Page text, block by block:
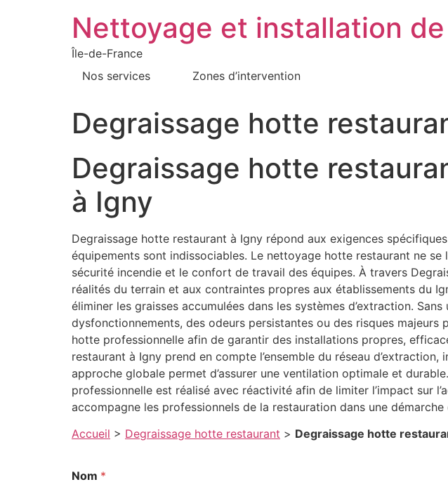
Nettoyage et installation
Île-de-France
Nos services
Zones d’intervention
Degraissage hotte
Degraissage hotte
à Igny
Degraissage hotte restaurant à Igny répond aux exigences
équipements sont indissociables. Le nettoyage hotte restaurant ne
sécurité incendie et le confort de travail des équipes. À travers
réalités du terrain et aux contraintes propres aux établissements du
éliminer les graisses accumulées dans les systèmes d’extraction.
dysfonctionnements, des odeurs persistantes ou des risques
hotte professionnelle afin de garantir des installations propres,
restaurant à Igny prend en compte l’ensemble du réseau
approche globale permet d’assurer une ventilation optimale et
professionnelle est réalisé avec réactivité afin de limiter l’impact sur
accompagne les professionnels de la restauration dans une
Accueil > Degraissage hotte restaurant > Degraissage hotte
o
Nom *